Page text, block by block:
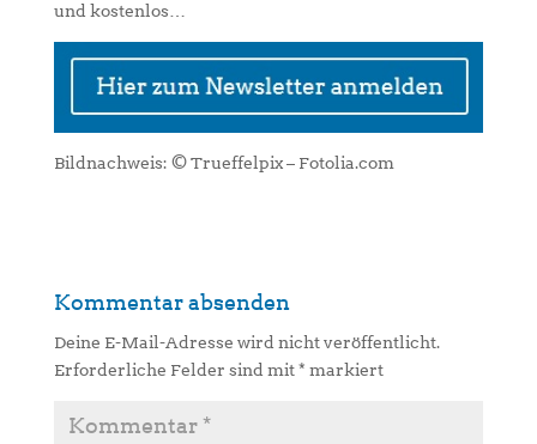
und kostenlos…
Bildnachweis: © Trueffelpix – Fotolia.com
Kommentar absenden
Deine E-Mail-Adresse wird nicht veröffentlicht.
Erforderliche Felder sind mit* markiert